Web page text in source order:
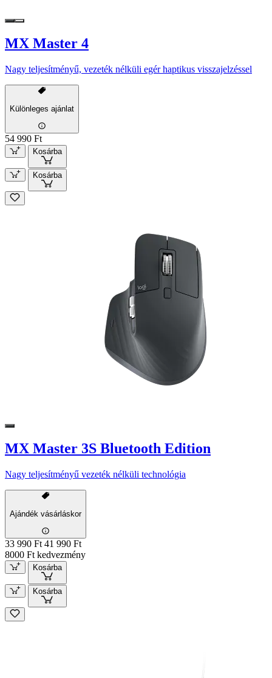
MX Master 4
Nagy teljesítményű, vezeték nélküli egér haptikus visszajelzéssel
Különleges ajánlat
54 990 Ft
Kosárba
Kosárba
MX Master 3S Bluetooth Edition
Nagy teljesítményű vezeték nélküli technológia
Ajándék vásárláskor
33 990 Ft 41 990 Ft
8000 Ft kedvezmény
Kosárba
Kosárba